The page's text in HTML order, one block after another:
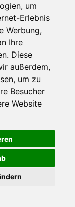
um
Erlebnis
Werbung,
Ihre
Diese
außerdem,
um zu
Besucher
Website
you the best experience of
to it.